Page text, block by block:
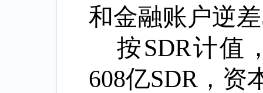
和金融账户逆差
按SDR计值
608亿SDR，资